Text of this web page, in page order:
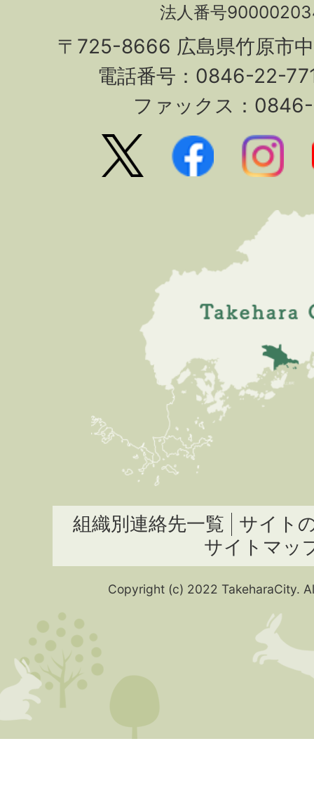
法人番号
〒725-8666 広島県竹原市
電話番号：0846-22-
ファックス：
組織別連絡先一覧
サイト
サイトマッ
Copyright (c) 2022 TakeharaCity.